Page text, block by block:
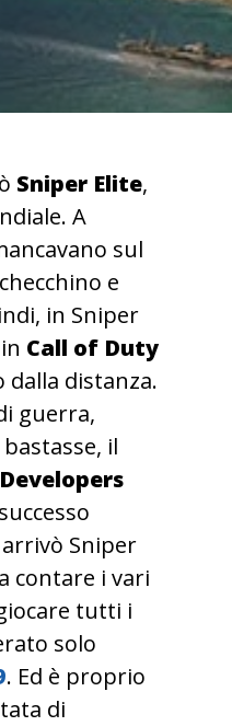
Sniper Elite,
A
sul
e
in Sniper
Call of Duty
dalla distanza.
guerra,
il
Sniper
contare i vari
tutti i
solo
. Ed è proprio
di